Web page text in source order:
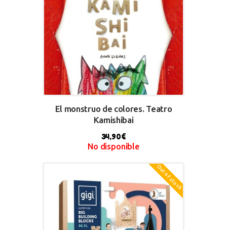
El monstruo de colores. Teatro
Kamishibai
34,90€
No disponible
Out of stock